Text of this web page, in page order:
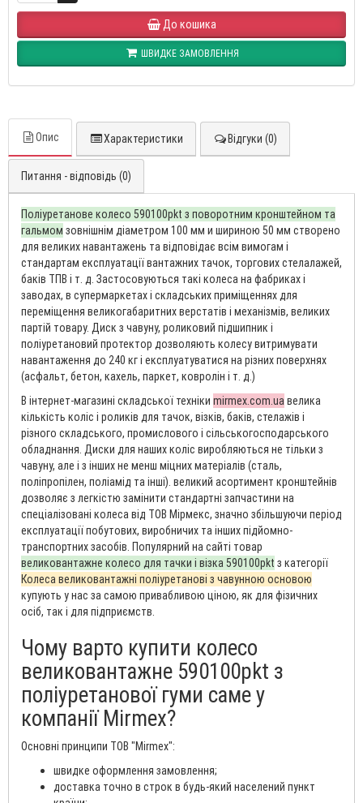
До кошика
ШВИДКЕ ЗАМОВЛЕННЯ
Опис Характеристики Відгуки (0)
Питання - відповідь (0)
Поліуретанове колесо 590100pkt з поворотним кронштейном та
гальмом зовнішнім діаметром 100 мм и шириною 50 мм створено
для великих навантажень та відповідає всім вимогам і
стандартам експлуатації вантажних тачок, торгових стелалажей,
баків ТПВ і т. д. Застосовуються такі колеса на фабриках і
заводах, в супермаркетах і складських приміщеннях для
переміщення великогабаритних верстатів і механізмів, великих
партій товару. Диск з чавуну, роликовий підшипник і
поліуретановий протектор дозволяють колесу витримувати
навантаження до 240 кг і експлуатуватися на різних поверхнях
(асфальт, бетон, кахель, паркет, ковролін і т. д.)
В інтернет-магазині складської техніки mirmex.com.ua велика
кількість коліс і роликів для тачок, візків, баків, стелажів і
різного складського, промислового і сільськогосподарського
обладнання. Диски для наших коліс виробляються не тільки з
чавуну, але і з інших не менш міцних матеріалів (сталь,
поліпропілен, поліамід та інші). великий асортимент кронштейнів
дозволяє з легкістю замінити стандартні запчастини на
спеціалізовані колеса від ТОВ Мірмекс, значно збільшуючи період
експлуатації побутових, виробничих та інших підйомно-
транспортних засобів. Популярний на сайті товар
великовантажне колесо для тачки і візка 590100pkt з категорії
Колеса великовантажні поліуретанові з чавунною основою
купують у нас за самою привабливою ціною, як для фізичних
осіб, так і для підприємств.
Чому варто купити колесо
великовантажне 590100pkt з
поліуретанової гуми саме у
компанії Mirmex?
Основні принципи ТОВ "Mirmex":
швидке оформлення замовлення;
доставка точно в строк в будь-який населений пункт